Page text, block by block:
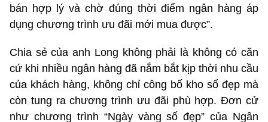
bán hợp lý và chờ đúng thời điểm ngân hàng áp
dụng chương trình ưu đãi mới mua được”.
Chia sẻ của anh Long không phải là không có căn
cứ khi nhiều ngân hàng đã nắm bắt kịp thời nhu cầu
của khách hàng, không chỉ công bố kho số đẹp mà
còn tung ra chương trình ưu đãi phù hợp. Đơn cử
như chương trình “Ngày vàng số đẹp” của Ngân